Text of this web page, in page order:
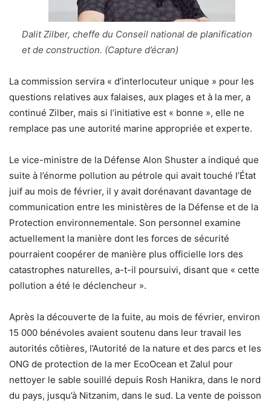
Dalit Zilber, cheffe du Conseil national de planification
et de construction. (Capture d’écran)
La commission servira « d’interlocuteur unique » pour les
questions relatives aux falaises, aux plages et à la mer, a
continué Zilber, mais si l’initiative est « bonne », elle ne
remplace pas une autorité marine appropriée et experte.
Le vice-ministre de la Défense Alon Shuster a indiqué que
suite à l’énorme pollution au pétrole qui avait touché l’État
juif au mois de février, il y avait dorénavant davantage de
communication entre les ministères de la Défense et de la
Protection environnementale. Son personnel examine
actuellement la manière dont les forces de sécurité
pourraient coopérer de manière plus officielle lors des
catastrophes naturelles, a-t-il poursuivi, disant que « cette
pollution a été le déclencheur ».
Après la découverte de la fuite, au mois de février, environ
15 000 bénévoles avaient soutenu dans leur travail les
autorités côtières, l’Autorité de la nature et des parcs et les
ONG de protection de la mer EcoOcean et Zalul pour
nettoyer le sable souillé depuis Rosh Hanikra, dans le nord
du pays, jusqu’à Nitzanim, dans le sud. La vente de poisson